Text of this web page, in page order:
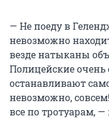
— Не поеду в
невозможно
везде натыканы
Полицейские очень
останавливают
невозможно,
все по тротуарам,